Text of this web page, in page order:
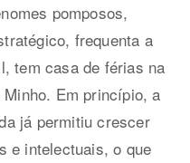
pomposos,
frequenta a
tem casa de férias na
Em princípio, a
já permitiu crescer
e intelectuais, o que